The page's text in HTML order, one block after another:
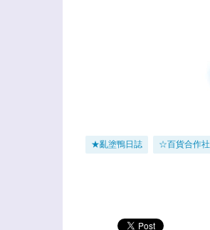
★亂塗鴨日誌 ☆百貨合作社